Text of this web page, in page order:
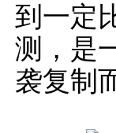
到一定
测，是
袭复制